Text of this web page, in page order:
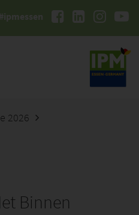
#ipmessen
2026
Binnen